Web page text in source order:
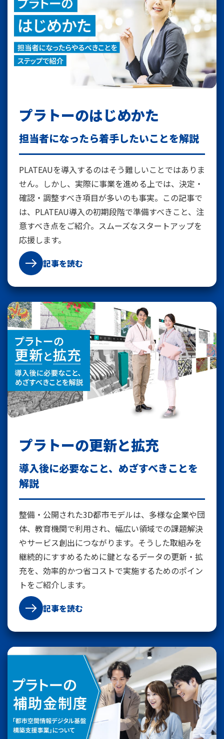
プラトーのはじめかた
担当者になったら着手したいことを解説
PLATEAUを導入するのはそう難しいことではありま
せん。しかし、実際に事業を進める上では、決定・
確認・調整すべき項目が多いのも事実。この記事で
は、PLATEAU導入の初期段階で準備すべきこと、注
意すべき点をご紹介。スムーズなスタートアップを
応援します。
記事を読む
プラトーの更新と拡充
導入後に必要なこと、めざすべきことを
解説
整備・公開された3D都市モデルは、多様な企業や団
体、教育機関で利用され、幅広い領域での課題解決
やサービス創出につながります。そうした取組みを
継続的にすすめるために鍵となるデータの更新・拡
充を、効率的かつ省コストで実施するためのポイン
トをご紹介します。
記事を読む